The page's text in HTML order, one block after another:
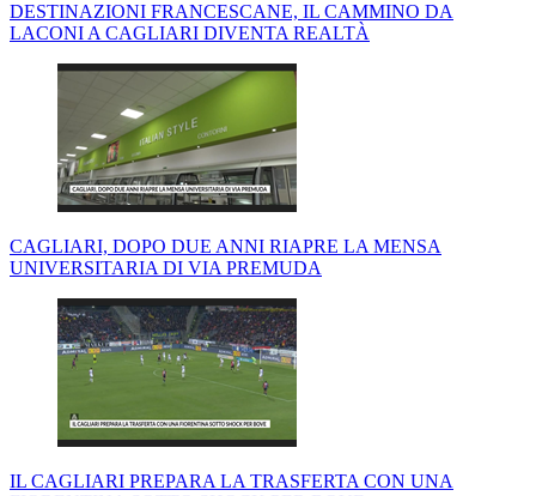
DESTINAZIONI FRANCESCANE, IL CAMMINO DA
LACONI A CAGLIARI DIVENTA REALTÀ
CAGLIARI, DOPO DUE ANNI RIAPRE LA MENSA
UNIVERSITARIA DI VIA PREMUDA
IL CAGLIARI PREPARA LA TRASFERTA CON UNA